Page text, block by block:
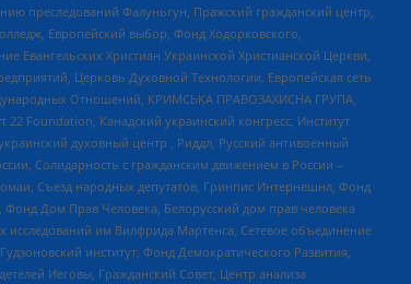
преследований Фалуньгун, Пражский гражданский центр,
Европейский выбор, Фонд Ходорковского,
Евангельских Христиан Украинской Христианской Церкви,
Церковь Духовной Технологии, Европейская сеть
Отношений, КРИМСЬКА ПРАВОЗАХИСНА ГРУПА,
Foundation, Канадский украинский конгресс, Институт
духовный центр , Риддл, Русский антивоенный
Солидарность с гражданским движением в России –
Съезд народных депутатов, Гринпис Интернешнл, Фонд
Дом Прав Человека, Белорусский дом прав человека
исследований им Вилфрида Мартенса, Сетевое объединение
институт, Фонд Демократического Развития,
Иеговы, Гражданский Совет, Центр анализа